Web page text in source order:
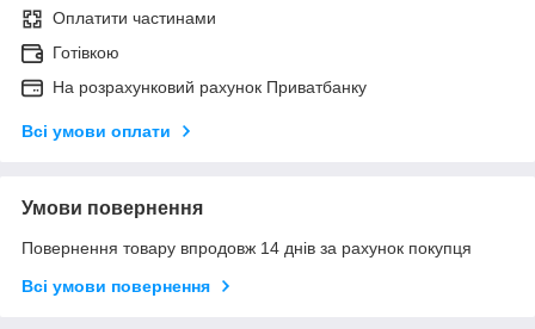
Оплатити частинами
Готівкою
На розрахунковий рахунок Приватбанку
Всі умови оплати
Умови повернення
Повернення товару впродовж 14 днів за рахунок покупця
Всі умови повернення